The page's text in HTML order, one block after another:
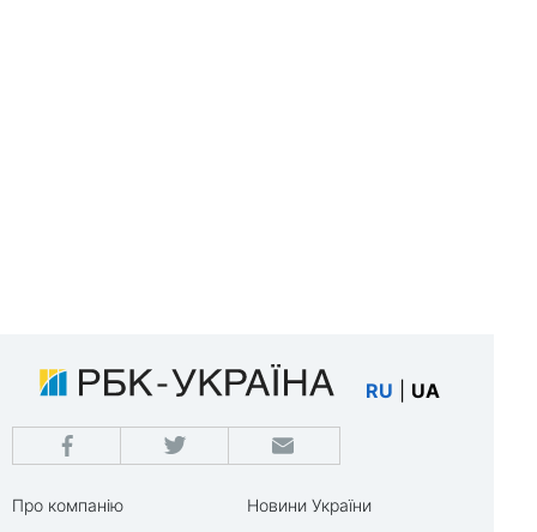
RU UA
Про компанію
Новини України